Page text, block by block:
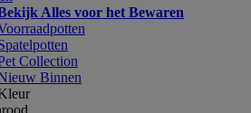
Alles voor het Bewaren
Collection
Binnen